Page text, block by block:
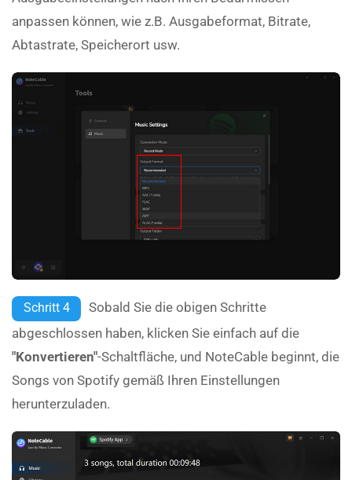
anpassen können, wie z.B. Ausgabeformat, Bitrate,
Abtastrate, Speicherort usw.
Schritt 4
Sobald Sie die obigen Schritte
abgeschlossen haben, klicken Sie einfach auf die
"Konvertieren"-Schaltfläche, und NoteCable beginnt, die
Songs von Spotify gemäß Ihren Einstellungen
herunterzuladen.